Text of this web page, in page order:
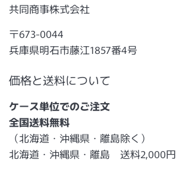
共同商事株式会社
〒673-0044
兵庫県明石市藤江1857番4号
価格と送料について
ケース単位でのご注文
全国送料無料
（北海道・沖縄県・離島除く）
北海道・沖縄県・離島 送料2,000円